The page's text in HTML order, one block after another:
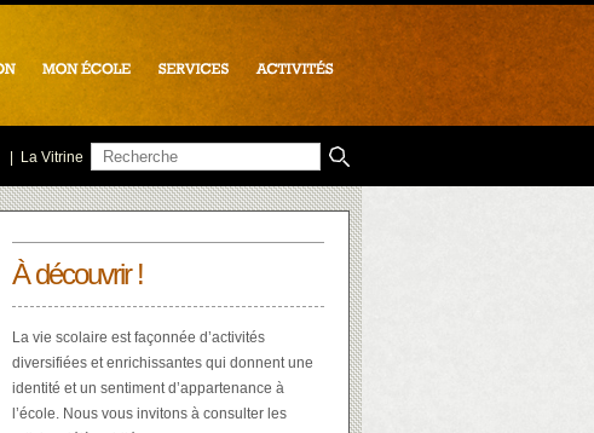
La Vitrine
À découvrir !
La vie scolaire est façonnée d’activités
diversifiées et enrichissantes qui donnent une
identité et un sentiment d’appartenance à
l’école. Nous vous invitons à consulter les